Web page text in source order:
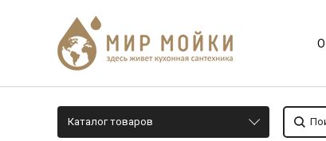
О
Каталог товаров